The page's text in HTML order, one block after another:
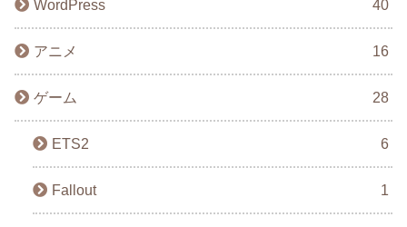
WordPress 40
アニメ 16
ゲーム 28
ETS2 6
Fallout 1